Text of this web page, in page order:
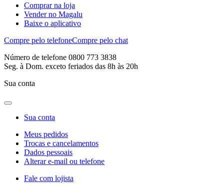
Comprar na loja
Vender no Magalu
Baixe o aplicativo
Compre pelo telefoneCompre pelo chat
Número de telefone 0800 773 3838
Seg. à Dom. exceto feriados das 8h às 20h
Sua conta
Sua conta
Meus pedidos
Trocas e cancelamentos
Dados pessoais
Alterar e-mail ou telefone
Fale com lojista